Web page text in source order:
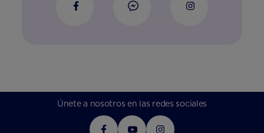
Únete a nosotros en las redes sociales